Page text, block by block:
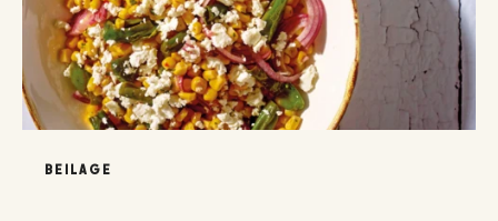
BEILAGE